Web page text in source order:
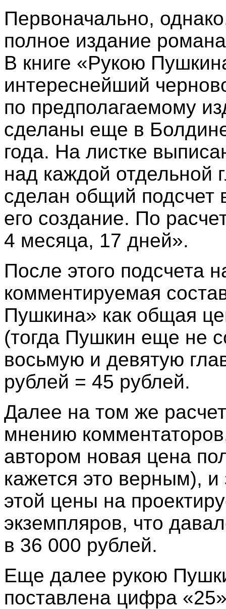
Первоначально,
полное издание
В книге «Рукою
интереснейший
по предполагаемому
сделаны еще в
года. На листке
над каждой отдельной
сделан общий подсчет
его создание. По
4 месяца, 17 дней».
После этого подсчета
комментируемая
Пушкина» как общая
(тогда Пушкин еще не
восьмую и девятую
рублей = 45 рублей.
Далее на том же
мнению
автором новая цена
кажется это верным),
этой цены на
экземпляров, что
в 36 000 рублей.
Еще далее рукою
поставлена цифра